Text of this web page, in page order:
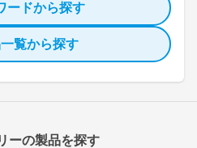
ードから探す
覧から探す
ーの製品を探す